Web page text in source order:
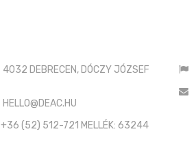
4032 DEBRECEN, DÓCZY JÓZSEF
HELLO@DEAC.HU
+36 (52) 512-721 MELLÉK: 63244